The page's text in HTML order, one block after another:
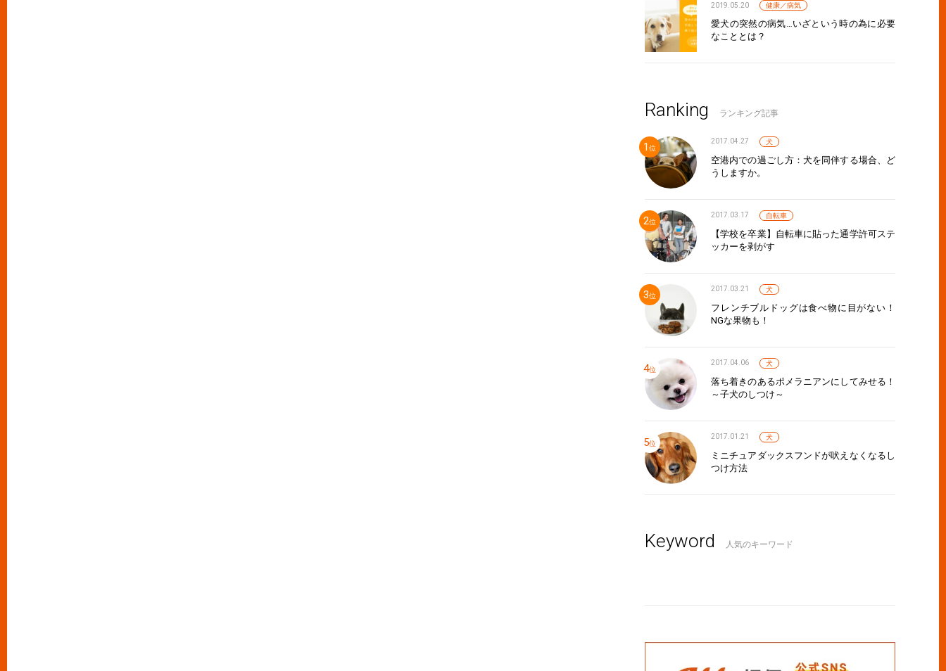
2019.05.20 健康／病気
愛犬の突然の病気…いざという時の為に必要
なこととは？
Ranking ランキング記事
2017.04.27 犬
空港内での過ごし方：犬を同伴する場合、ど
うしますか。
2017.03.17 自転車
【学校を卒業】自転車に貼った通学許可ステ
ッカーを剥がす
2017.03.21 犬
フレンチブルドッグは食べ物に目がない！
NGな果物も！
2017.04.06 犬
落ち着きのあるポメラニアンにしてみせる！
～子犬のしつけ～
2017.01.21 犬
ミニチュアダックスフンドが吠えなくなるし
つけ方法
Keyword 人気のキーワード